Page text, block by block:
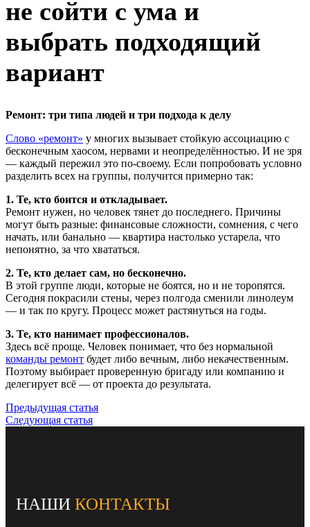
не сойти с ума и
выбрать подходящий
вариант
Ремонт: три типа людей и три подхода к делу
Слово «ремонт» у многих вызывает стойкую ассоциацию с
бесконечным хаосом, нервами и неопределённостью. И не зря
— каждый пережил это по-своему. Если попробовать условно
разделить всех на группы, получится примерно так:
1. Те, кто боится и откладывает.
Ремонт нужен, но человек тянет до последнего. Причины
могут быть разные: финансовые сложности, сомнения, с чего
начать, или банально — квартира настолько устарела, что
непонятно, за что хвататься.
2. Те, кто делает сам, но бесконечно.
В этой группе люди, которые не боятся, но и не торопятся.
Сегодня покрасили стены, через полгода сменили линолеум
— и так по кругу. Процесс может растянуться на годы.
3. Те, кто нанимает профессионалов.
Здесь всё проще. Человек понимает, что без нормальной
команды ремонт будет либо вечным, либо некачественным.
Поэтому выбирает проверенную бригаду или компанию и
делегирует всё — от проекта до результата.
Предыдущая статья
Следующая статья
НАШИ КОНТАКТЫ